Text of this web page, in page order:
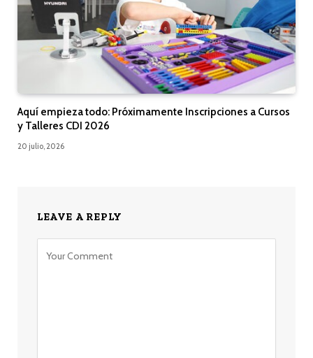
Aquí empieza todo: Próximamente Inscripciones a Cursos
y Talleres CDI 2026
20 julio, 2026
LEAVE A REPLY